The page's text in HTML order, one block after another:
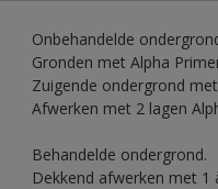
Onbehandelde
Gronden met Alpha
Zuigende ondergrond
Afwerken met 2 lagen
Behandelde ondergrond.
Dekkend afwerken met 1